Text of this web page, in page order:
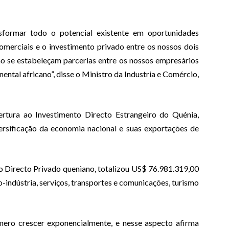
todo o potencial existente em oportunidades
e o investimento privado entre os nossos dois
estabeleçam parcerias entre os nossos empresários
africano”, disse o Ministro da Industria e Comércio,
ao Investimento Directo Estrangeiro do Quénia,
da economia nacional e suas exportações de
Privado queniano, totalizou US$ 76.981.319,00
serviços, transportes e comunicações, turismo
crescer exponencialmente, e nesse aspecto afirma